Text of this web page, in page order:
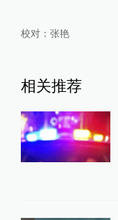
校对： 张艳
相关推荐